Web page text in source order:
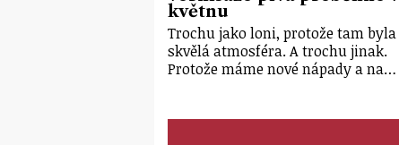
květnu
Trochu jako loni, protože tam byla
skvělá atmosféra. A trochu jinak.
Protože máme nové nápady a na…